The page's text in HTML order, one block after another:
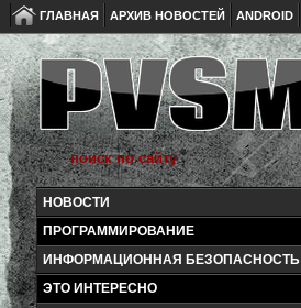
ГЛАВНАЯ АРХИВ НОВОСТЕЙ ANDROID
НОВОСТИ
ПРОГРАММИРОВАНИЕ
ИНФОРМАЦИОННАЯ БЕЗОПАСНОСТЬ
ЭТО ИНТЕРЕСНО